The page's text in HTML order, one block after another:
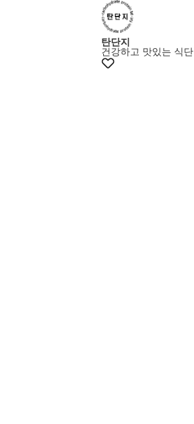
탄단지
건강하고 맛있는 식단